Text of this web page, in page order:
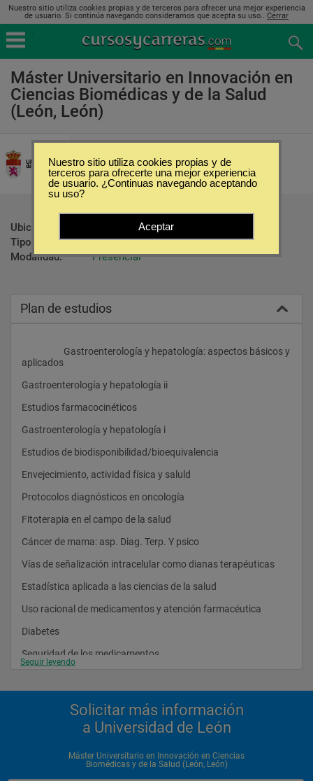
Nuestro sitio utiliza cookies propias y de terceros para ofrecer una mejor experiencia
de usuario. Si continúa navegando consideramos que acepta su uso.. Cerrar
Máster Universitario en Innovación en
Ciencias Biomédicas y de la Salud
(León, León)
Universidad de León
Ubicación:
León - León
Tipo:
Maestrías
Modalidad:
Presencial
Plan de estudios
aplicados
Gastroenterología y hepatología ii
Estudios farmacocinéticos
Gastroenterología y hepatología i
Estudios de biodisponibilidad/bioequivalencia
Envejecimiento, actividad física y saluld
Protocolos diagnósticos en oncología
Fitoterapia en el campo de la salud
Cáncer de mama: asp. Diag. Terp. Y psico
Vías de señalización intracelular como dianas terapéuticas
Estadística aplicada a las ciencias de la salud
Uso racional de medicamentos y atención farmacéutica
Diabetes
Seguridad de los medicamentos
Avances en cardiología
Epidemiología aplicada
Seguir leyendo
Solicitar más información
a Universidad de León
Máster Universitario en Innovación en Ciencias
Biomédicas y de la Salud (León, León)
Nuestro sitio utiliza cookies propias y de
terceros para ofrecerte una mejor experiencia
de usuario. ¿Continuas navegando aceptando
su uso?
Aceptar